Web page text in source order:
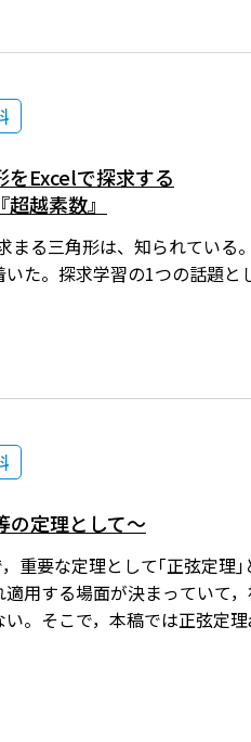
をExcelで探求する
越素数』
まる三角形は、知られてい
た。探求学習の1つの話題と
の定理として～
重要な定理として｢正弦定
用する場面が決まっていて
。そこで，本稿では正弦定
Tosho数式エディタ」で作成